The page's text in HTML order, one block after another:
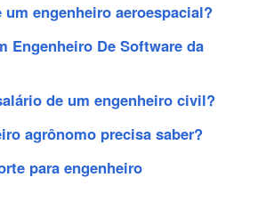
engenheiro aeroespacial?
Engenheiro De Software da
de um engenheiro civil?
agrônomo precisa saber?
para engenheiro